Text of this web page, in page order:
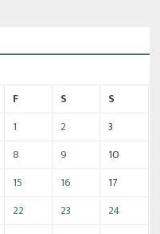
F S
S
1
2
3
8 9
10
15 16
17
22 23
24